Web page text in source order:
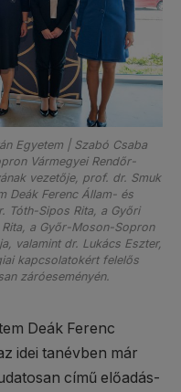
Egyetem | Szabó Csaba
Vármegyei Rendőr-
vezetője, prof. dr. Smuk
Deák Ferenc Állam- és
Tóth-Sipos Rita, a Győri
a Győr-Moson-Sopron
valamint dr. Lukács Eszter,
kapcsolatokért felelős
záróeseményén.
Deák Ferenc
idei tanévben már
című előadás-